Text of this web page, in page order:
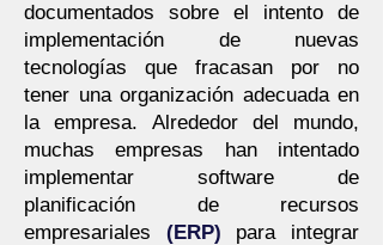
documentados sobre el intento de
implementación de nuevas
tecnologías que fracasan por no
tener una organización adecuada en
la empresa. Alrededor del mundo,
muchas empresas han intentado
implementar software de
planificación de recursos
empresariales (ERP) para integrar